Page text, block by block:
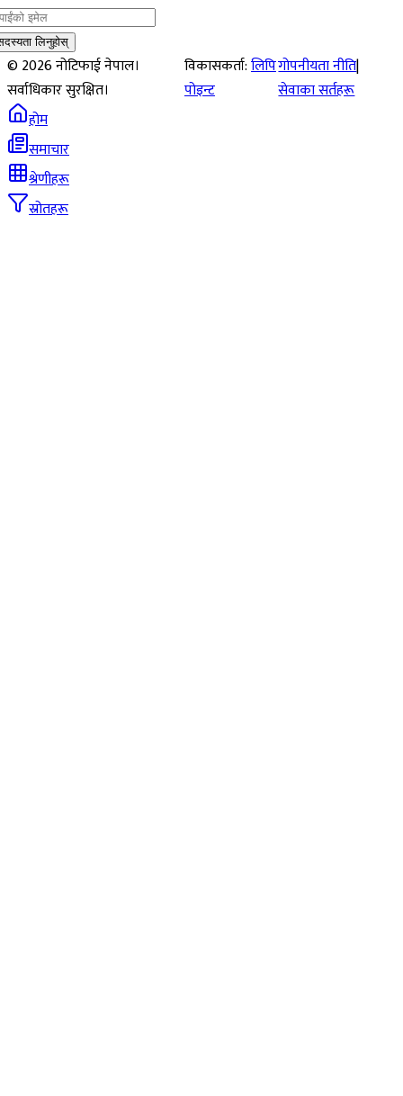
लिनुहोस्
©2026नोटिफाई नेपाल।
सर्वाधिकार सुरक्षित।
विकासकर्ता:लिपि
पोइन्ट
गोपनीयता नीति|
सेवाका सर्तहरू
होम
समाचार
श्रेणीहरू
स्रोतहरू